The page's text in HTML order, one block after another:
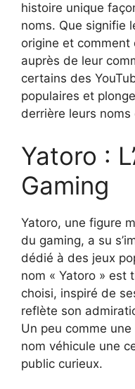
histoire unique
noms. Que signifie
origine et
auprès de leur
certains des
populaires et
derrière leurs
Yatoro :
Gaming
Yatoro, une figure
du gaming, a su
dédié à des jeux
nom « Yatoro » est
choisi, inspiré de
reflète son
Un peu comme
nom véhicule une
public curieux.